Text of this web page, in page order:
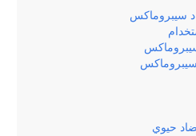
سيبروماكس
سيبروماكس
سيبروماكس
حيوي